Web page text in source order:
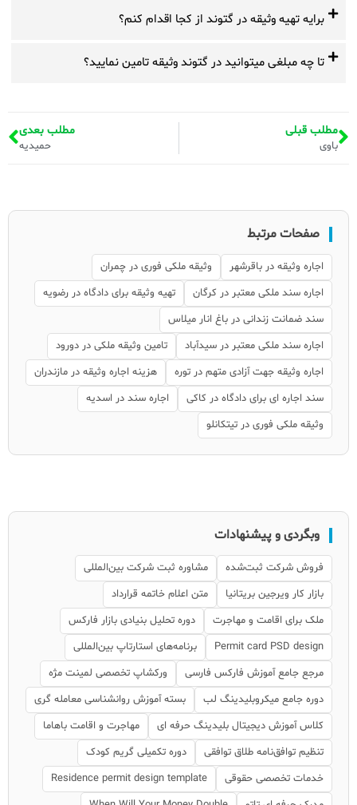
برایه تهیه وثیقه در گتوند از کجا اقدام کنم؟
تا چه مبلغی میتوانید در گتوند وثیقه تامین نمایید؟
مطلب قبلی
باوی
مطلب بعدی
حمیدیه
صفحات مرتبط
اجاره وثیقه در باقرشهر
وثیقه ملکی فوری در چمران
اجاره سند ملکی معتبر در کرگان
تهیه وثیقه برای دادگاه در رضویه
سند ضمانت زندانی در باغ انار میلاس
اجاره سند ملکی معتبر در سیدآباد
تامین وثیقه ملکی در دورود
اجاره وثیقه جهت آزادی متهم در توره
هزینه اجاره وثیقه در مازندران
سند اجاره ای برای دادگاه در کاکی
اجاره سند در اسدیه
وثیقه ملکی فوری در تیتکانلو
وبگردی و پیشنهادات
فروش شرکت ثبت‌شده
مشاوره ثبت شرکت بین‌المللی
بازار کار ویرجین بریتانیا
متن اعلام خاتمه قرارداد
ملک برای اقامت و مهاجرت
دوره تحلیل بنیادی بازار فارکس
Permit card PSD design
برنامه‌های استارتاپ بین‌المللی
مرجع جامع آموزش فارکس فارسی
ورکشاپ تخصصی لمینت مژه
دوره جامع میکروبلیدینگ لب
بسته آموزش روانشناسی معامله گری
کلاس آموزش دیجیتال بلیدینگ حرفه ای
مهاجرت و اقامت باهاما
تنظیم توافق‌نامه طلاق توافقی
دوره تکمیلی گریم کودک
خدمات تخصصی حقوقی
Residence permit design template